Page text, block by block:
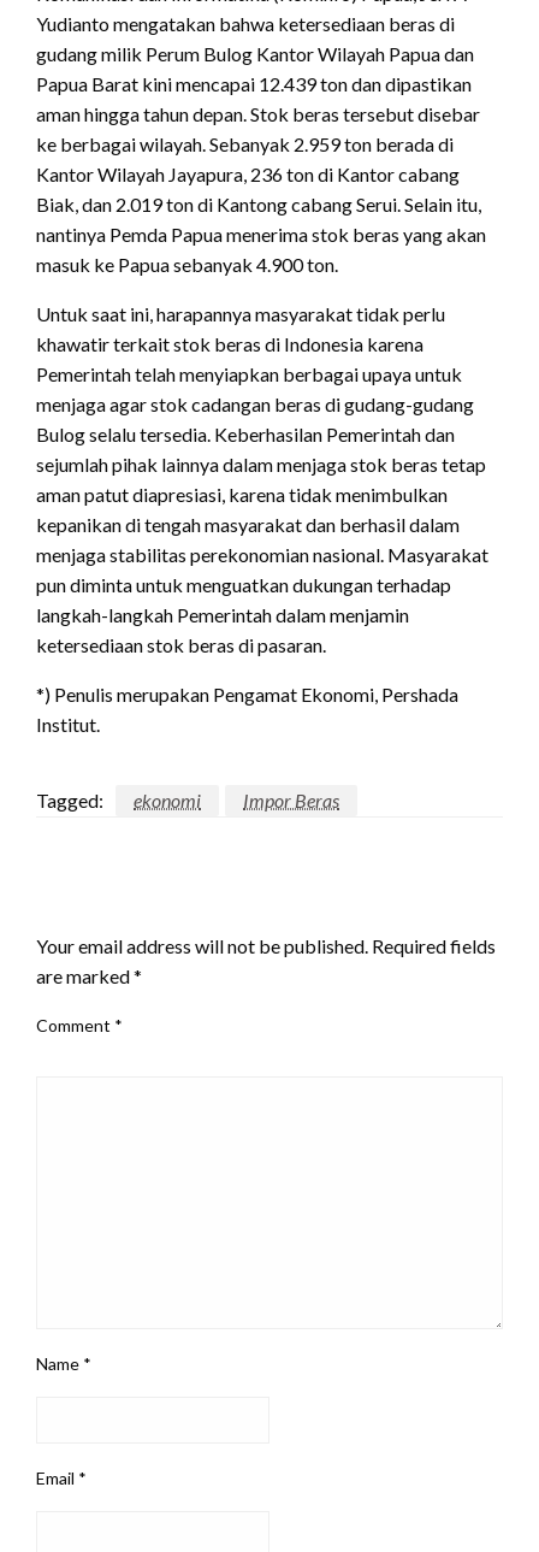
Yudianto mengatakan bahwa ketersediaan beras di
gudang milik Perum Bulog Kantor Wilayah Papua dan
Papua Barat kini mencapai 12.439 ton dan dipastikan
aman hingga tahun depan. Stok beras tersebut disebar
ke berbagai wilayah. Sebanyak 2.959 ton berada di
Kantor Wilayah Jayapura, 236 ton di Kantor cabang
Biak, dan 2.019 ton di Kantong cabang Serui. Selain itu,
nantinya Pemda Papua menerima stok beras yang akan
masuk ke Papua sebanyak 4.900 ton.
Untuk saat ini, harapannya masyarakat tidak perlu
khawatir terkait stok beras di Indonesia karena
Pemerintah telah menyiapkan berbagai upaya untuk
menjaga agar stok cadangan beras di gudang-gudang
Bulog selalu tersedia. Keberhasilan Pemerintah dan
sejumlah pihak lainnya dalam menjaga stok beras tetap
aman patut diapresiasi, karena tidak menimbulkan
kepanikan di tengah masyarakat dan berhasil dalam
menjaga stabilitas perekonomian nasional. Masyarakat
pun diminta untuk menguatkan dukungan terhadap
langkah-langkah Pemerintah dalam menjamin
ketersediaan stok beras di pasaran.
*) Penulis merupakan Pengamat Ekonomi, Pershada
Institut.
Tagged: ekonomi Impor Beras
Your email address will not be published. Required fields
are marked*
Comment *
Name *
Email *